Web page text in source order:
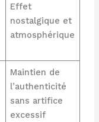
Effet
nostalgique et
atmosphérique
Maintien de
l’authenticité
sans artifice
excessif